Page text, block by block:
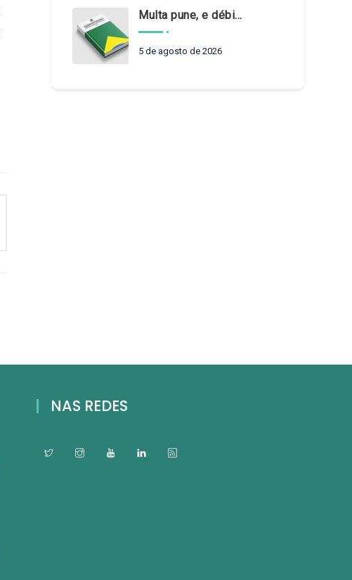
Multa pune, e débito recompõe. § 3º do art. 71 da Constituição: um problema de legística formal
5 de agosto de 2026
NAS REDES